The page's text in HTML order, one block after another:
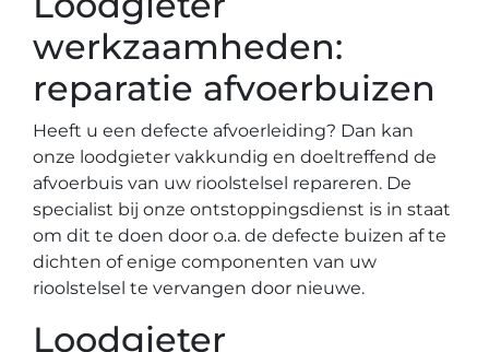
werkzaamheden:
reparatie afvoerbuizen
Heeft u een defecte afvoerleiding? Dan kan
onze loodgieter vakkundig en doeltreffend de
afvoerbuis van uw rioolstelsel repareren. De
specialist bij onze ontstoppingsdienst is in staat
om dit te doen door o.a. de defecte buizen af te
dichten of enige componenten van uw
rioolstelsel te vervangen door nieuwe.
Loodgieter